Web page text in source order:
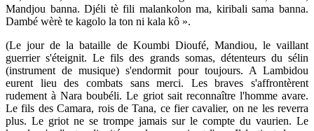
Mandjou banna. Djéli tè fili malankolon ma, kiribali sama banna.
Dambé wèrè te kagolo la ton ni kala kô ».
(Le jour de la bataille de Koumbi Dioufé, Mandiou, le vaillant
guerrier s'éteignit. Le fils des grands somas, détenteurs du sélin
(instrument de musique) s'endormit pour toujours. A Lambidou
eurent lieu des combats sans merci. Les braves s'affrontèrent
rudement à Nara boubéli. Le griot sait reconnaître l'homme avare.
Le fils des Camara, rois de Tana, ce fier cavalier, on ne les reverra
plus. Le griot ne se trompe jamais sur le compte du vaurien. Le